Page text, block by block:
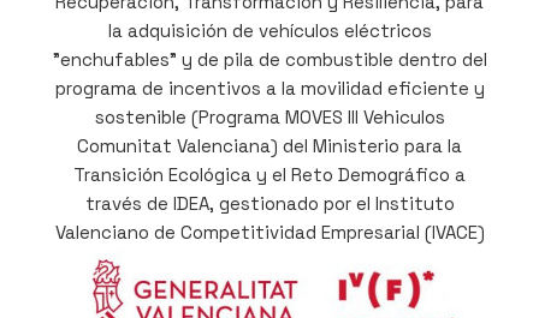
la adquisición de vehículos eléctricos
"enchufables" y de pila de combustible dentro del
programa de incentivos a la movilidad eficiente y
sostenible (Programa MOVES III Vehiculos
Comunitat Valenciana) del Ministerio para la
Transición Ecológica y el Reto Demográfico a
través de IDEA, gestionado por el Instituto
Valenciano de Competitividad Empresarial (IVACE)